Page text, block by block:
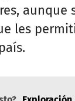
aunque
les